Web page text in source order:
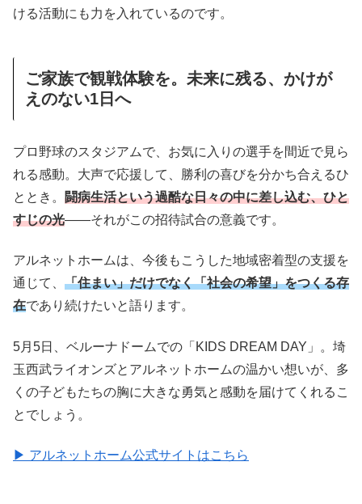
ける活動にも力を入れているのです。
ご家族で観戦体験を。未来に残る、かけが
えのない1日へ
プロ野球のスタジアムで、お気に入りの選手を間近で見ら
れる感動。大声で応援して、勝利の喜びを分かち合えるひ
ととき。 闘病生活という過酷な日々の中に差し込む、ひと
すじの光——それがこの招待試合の意義です。
アルネットホームは、今後もこうした地域密着型の支援を
通じて、 「住まい」だけでなく「社会の希望」をつくる存
在であり続けたいと語ります。
5月5日、ベルーナドームでの「KIDS DREAM DAY」。埼
玉西武ライオンズとアルネットホームの温かい想いが、多
くの子どもたちの胸に大きな勇気と感動を届けてくれるこ
とでしょう。
▶ アルネットホーム公式サイトはこちら